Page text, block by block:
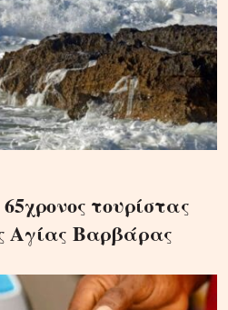
τουρίστας
Αγίας Βαρβάρας